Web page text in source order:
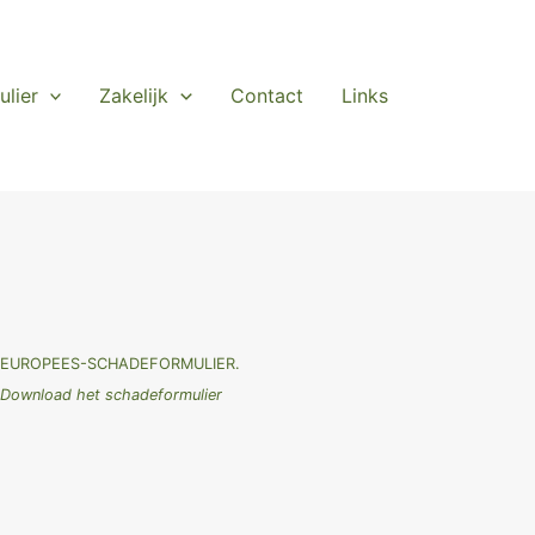
Zakelijk Contact Links
EUROPEES-SCHADEFORMULIER.
Download het schadeformulier